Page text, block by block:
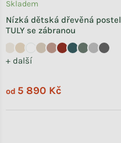
Nízká dětská dřevěná postel
TULY se zábranou
+ další
Skladem
od 5 890 Kč